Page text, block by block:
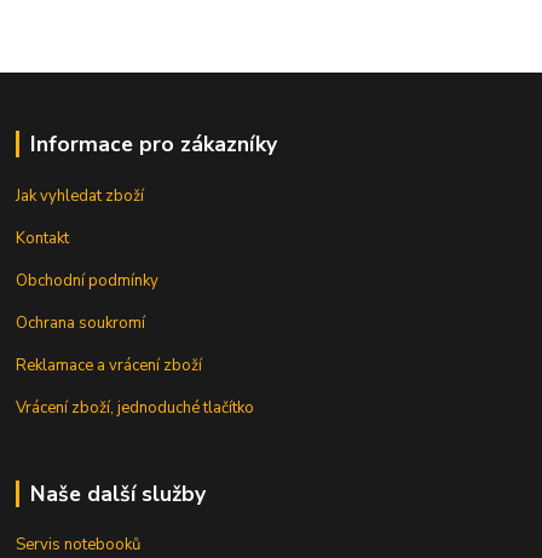
Informace pro zákazníky
Jak vyhledat zboží
Kontakt
Obchodní podmínky
Ochrana soukromí
Reklamace a vrácení zboží
Vrácení zboží, jednoduché tlačítko
Naše další služby
Servis notebooků